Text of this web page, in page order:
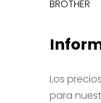
BROTHER
Los
para